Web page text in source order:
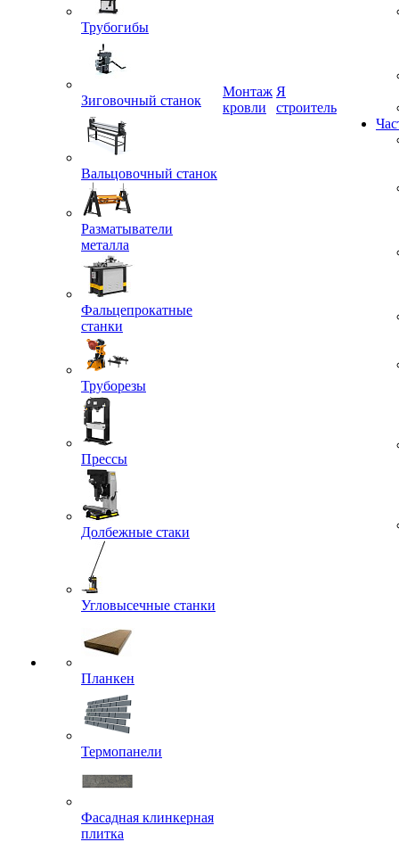
Трубогибы
Зиговочный станок
Вальцовочный станок
Разматыватели
металла
Фальцепрокатные
станки
Труборезы
Прессы
Долбежные стаки
Угловысечные станки
Планкен
Термопанели
Фасадная клинкерная
плитка
Монтаж
кровли
Я
строитель